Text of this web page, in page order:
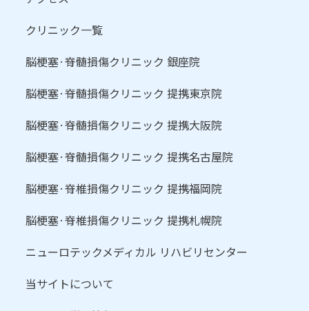
クリニック一覧
脳梗塞·脊髄損傷クリニック 銀座院
脳梗塞·脊髄損傷クリニック 提携東京院
脳梗塞·脊髄損傷クリニック 提携大阪院
脳梗塞·脊髄損傷クリニック 提携名古屋院
脳梗塞·脊椎損傷クリニック 提携福岡院
脳梗塞·脊椎損傷クリニック 提携札幌院
ニューロテックメディカル リハビリセンター
当サイトについて